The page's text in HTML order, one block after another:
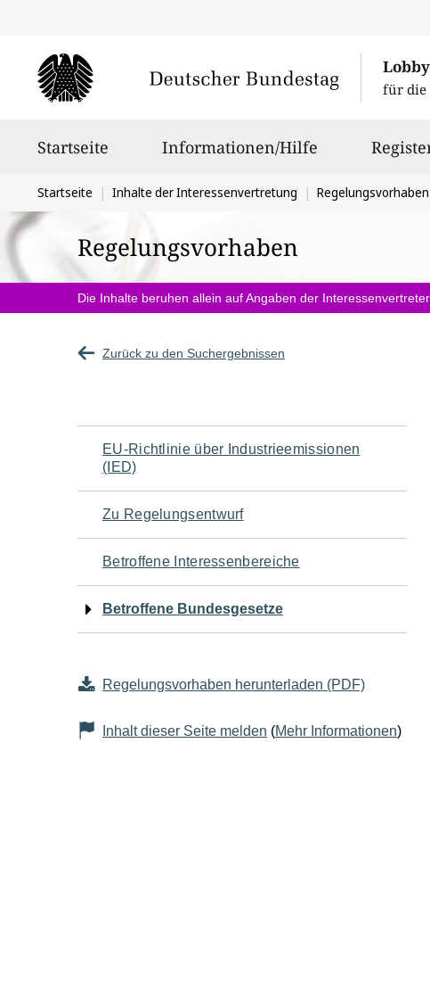
für die
Startseite Informationen/Hilfe
Sie
befinden
sich
hier:
Startseite Inhalte der Interessenvertretung Regelungsvorhaben
Regelungsvorhaben
Die Inhalte beruhen allein auf Angaben der
Zurück zu den Suchergebnissen
Navigation
für
den
Seiteninhalt
EU-Richtlinie über Industrieemissionen
(IED)
Zu Regelungsentwurf
Betroffene Interessenbereiche
Betroffene Bundesgesetze
Regelungsvorhaben herunterladen (PDF)
Inhalt dieser Seite melden (Mehr Informationen)